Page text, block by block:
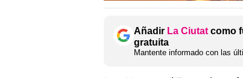
Añadir La Ciutat como
gratuita
Mantente informado con las